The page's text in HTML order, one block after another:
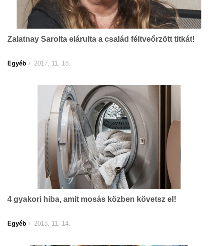
Zalatnay Sarolta elárulta a család féltveőrzött titkát!
Egyéb 2017. 11. 18.
4 gyakori hiba, amit mosás közben követsz el!
Egyéb 2018. 11. 14.